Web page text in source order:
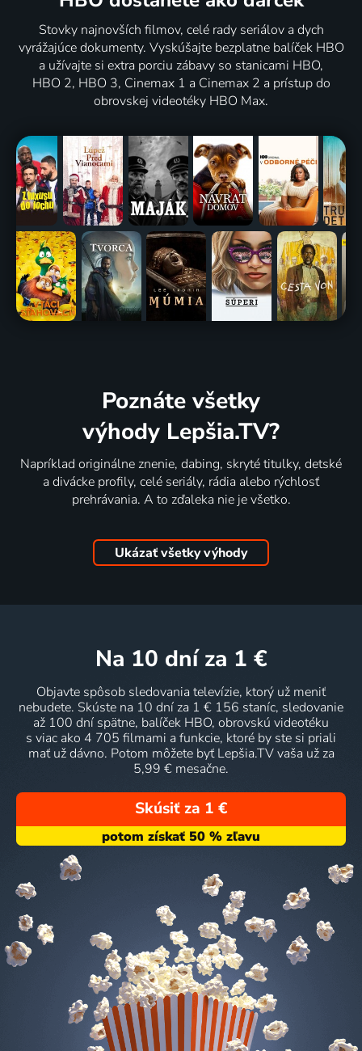
Stovky najnovších filmov, celé rady seriálov a dych
vyrážajúce dokumenty. Vyskúšajte bezplatne balíček HBO
a užívajte si extra porciu zábavy so stanicami HBO,
HBO 2, HBO 3, Cinemax 1 a Cinemax 2 a prístup do
obrovskej videotéky HBO Max.
Poznáte všetky
výhody Lepšia.TV?
Napríklad originálne znenie, dabing, skryté titulky, detské
a divácke profily, celé seriály, rádia alebo rýchlosť
prehrávania. A to zďaleka nie je všetko.
Ukázať všetky výhody
na 10 dní za 1 €
Objavte spôsob sledovania televízie, ktorý už meniť
nebudete. Skúste na 10 dní za 1 € 156 staníc, sledovanie
až 100 dní spätne, balíček HBO, obrovskú videotéku
s viac ako 4 705 filmami a funkcie, ktoré by ste si priali
mať už dávno. Potom môžete byť Lepšia.TV vaša už za
5,99 € mesačne.
Skúsiť za 1 €